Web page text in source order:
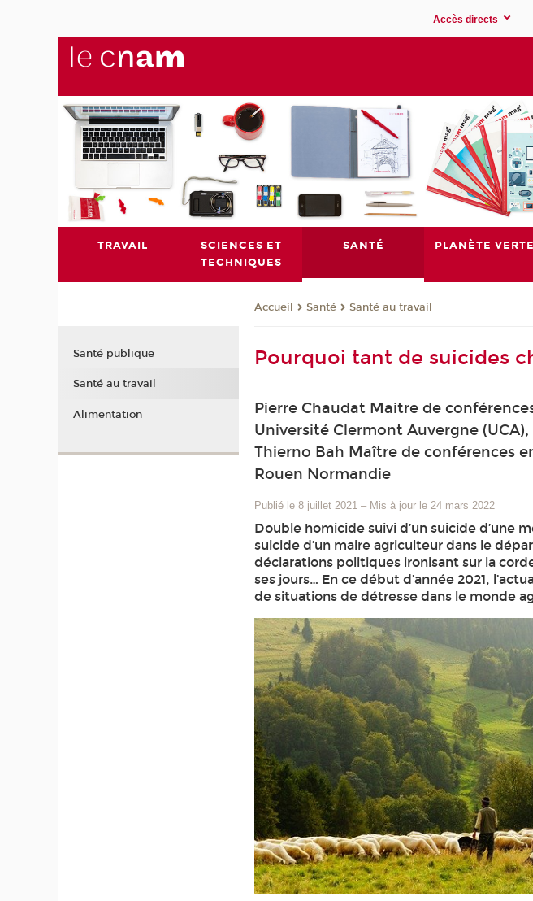
Accès directs
TRAVAIL
SCIENCES ET
TECHNIQUES
SANTÉ PLANÈTE VERTE
Accueil Santé Santé au travail
Pourquoi tant de suicides
Pierre Chaudat Maitre de
Université Clermont Auvergne
Thierno Bah Maître de conférences
Rouen Normandie
Publié le 8 juillet 2021 – Mis à jour le 24 mars 2022
Double homicide suivi d’un suicide d’une
suicide d’un maire agriculteur dans le
déclarations politiques ironisant sur la
ses jours… En ce début d’année 2021,
de situations de détresse dans le monde
Santé publique
Santé au travail
Alimentation